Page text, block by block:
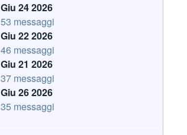
Giu 24 2026
53 messaggi
Giu 22 2026
46 messaggi
Giu 21 2026
37 messaggi
Giu 26 2026
35 messaggi